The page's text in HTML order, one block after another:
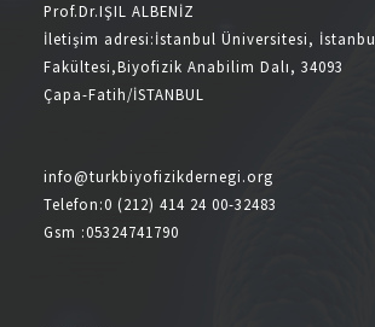
Prof.Dr.IŞIL ALBENİZ
İletişim adresi:İstanbul Üniversitesi,
Fakültesi,Biyofizik Anabilim Dalı, 34093
Çapa-Fatih/İSTANBUL
info@turkbiyofizikdernegi.org
Telefon:0 (212) 414 24 00-32483
Gsm :05324741790